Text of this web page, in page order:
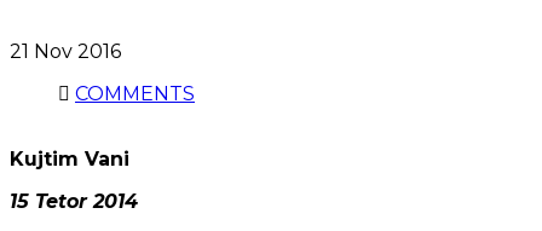
21 Nov 2016
COMMENTS
Kujtim Vani
15 Tetor 2014